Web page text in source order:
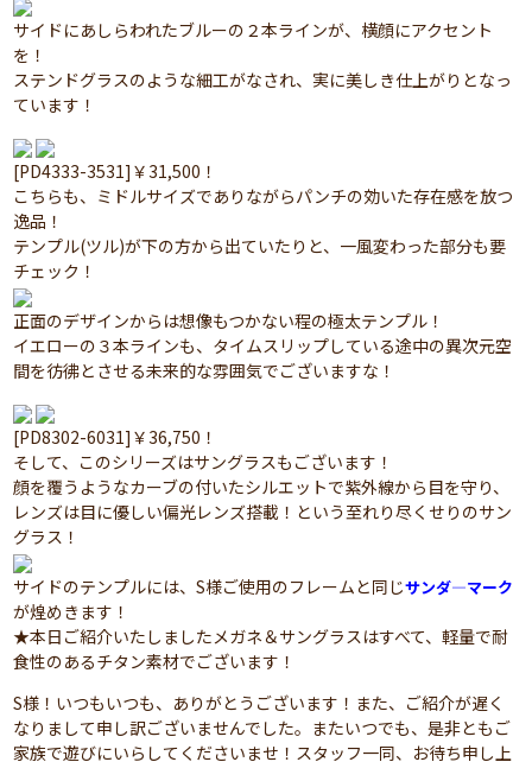
サイドにあしらわれたブルーの２本ラインが、横顔にアクセント
を！
ステンドグラスのような細工がなされ、実に美しき仕上がりとなっ
ています！
[PD4333-3531]￥31,500！
こちらも、ミドルサイズでありながらパンチの効いた存在感を放つ
逸品！
テンプル(ツル)が下の方から出ていたりと、一風変わった部分も要
チェック！
正面のデザインからは想像もつかない程の極太テンプル！
イエローの３本ラインも、タイムスリップしている途中の異次元空
間を彷彿とさせる未来的な雰囲気でございますな！
[PD8302-6031]￥36,750！
そして、このシリーズはサングラスもございます！
顔を覆うようなカーブの付いたシルエットで紫外線から目を守り、
レンズは目に優しい偏光レンズ搭載！という至れり尽くせりのサン
グラス！
サイドのテンプルには、S様ご使用のフレームと同じサンダ―マーク
が煌めきます！
★本日ご紹介いたしましたメガネ＆サングラスはすべて、軽量で耐
食性のあるチタン素材でございます！
S様！いつもいつも、ありがとうございます！また、ご紹介が遅く
なりまして申し訳ございませんでした。またいつでも、是非ともご
家族で遊びにいらしてくださいませ！スタッフ一同、お待ち申し上